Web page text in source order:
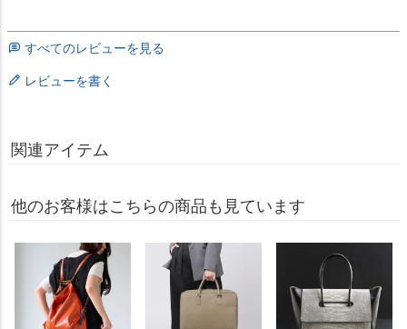
すべてのレビューを見る
レビューを書く
関連アイテム
他のお客様はこちらの商品も見ています